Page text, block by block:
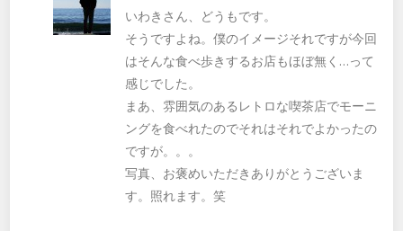
いわきさん、どうもです。
そうですよね。僕のイメージそれですが今回
はそんな食べ歩きするお店もほぼ無く…って
感じでした。
まあ、雰囲気のあるレトロな喫茶店でモーニ
ングを食べれたのでそれはそれでよかったの
ですが。。。
写真、お褒めいただきありがとうございま
す。照れます。笑